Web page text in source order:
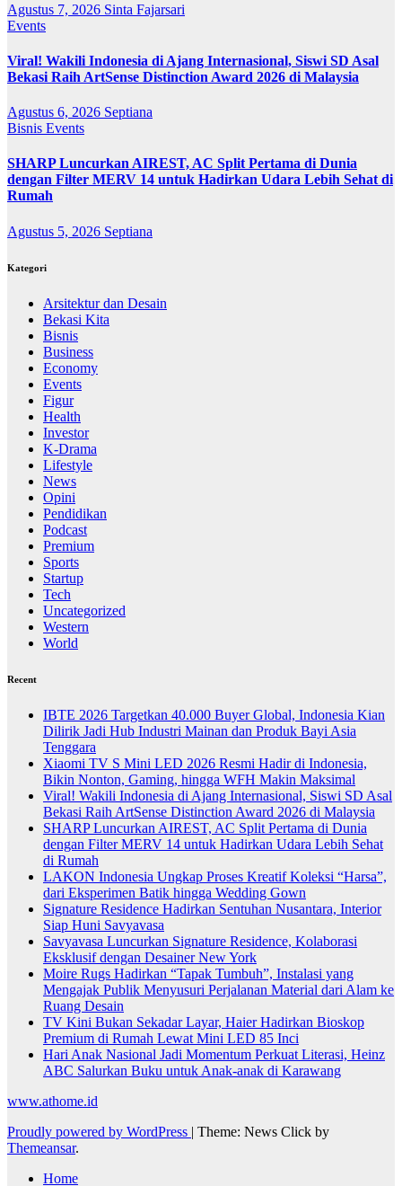
Agustus 7, 2026 Sinta Fajarsari
Events
Viral! Wakili Indonesia di Ajang Internasional, Siswi SD Asal
Bekasi Raih ArtSense Distinction Award 2026 di Malaysia
Agustus 6, 2026 Septiana
Bisnis Events
SHARP Luncurkan AIREST, AC Split Pertama di Dunia
dengan Filter MERV 14 untuk Hadirkan Udara Lebih Sehat di
Rumah
Agustus 5, 2026 Septiana
Kategori
Arsitektur dan Desain
Bekasi Kita
Bisnis
Business
Economy
Events
Figur
Health
Investor
K-Drama
Lifestyle
News
Opini
Pendidikan
Podcast
Premium
Sports
Startup
Tech
Uncategorized
Western
World
Recent
IBTE 2026 Targetkan 40.000 Buyer Global, Indonesia Kian
Dilirik Jadi Hub Industri Mainan dan Produk Bayi Asia
Tenggara
Xiaomi TV S Mini LED 2026 Resmi Hadir di Indonesia,
Bikin Nonton, Gaming, hingga WFH Makin Maksimal
Viral! Wakili Indonesia di Ajang Internasional, Siswi SD Asal
Bekasi Raih ArtSense Distinction Award 2026 di Malaysia
SHARP Luncurkan AIREST, AC Split Pertama di Dunia
dengan Filter MERV 14 untuk Hadirkan Udara Lebih Sehat
di Rumah
LAKON Indonesia Ungkap Proses Kreatif Koleksi “Harsa”,
dari Eksperimen Batik hingga Wedding Gown
Signature Residence Hadirkan Sentuhan Nusantara, Interior
Siap Huni Savyavasa
Savyavasa Luncurkan Signature Residence, Kolaborasi
Eksklusif dengan Desainer New York
Moire Rugs Hadirkan “Tapak Tumbuh”, Instalasi yang
Mengajak Publik Menyusuri Perjalanan Material dari Alam ke
Ruang Desain
TV Kini Bukan Sekadar Layar, Haier Hadirkan Bioskop
Premium di Rumah Lewat Mini LED 85 Inci
Hari Anak Nasional Jadi Momentum Perkuat Literasi, Heinz
ABC Salurkan Buku untuk Anak-anak di Karawang
www.athome.id
Proudly powered by WordPress | Theme: News Click by
Themeansar.
Home